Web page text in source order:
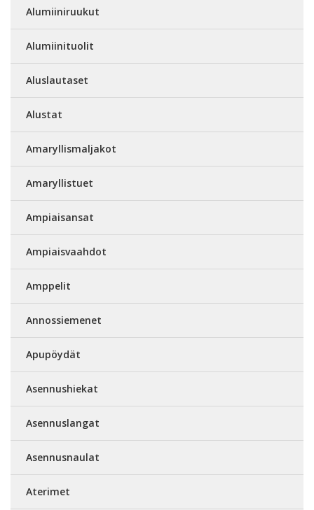
Alumiiniruukut
Alumiinituolit
Aluslautaset
Alustat
Amaryllismaljakot
Amaryllistuet
Ampiaisansat
Ampiaisvaahdot
Amppelit
Annossiemenet
Apupöydät
Asennushiekat
Asennuslangat
Asennusnaulat
Aterimet